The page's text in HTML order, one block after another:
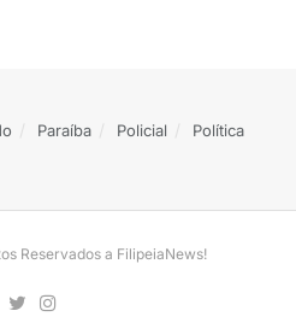
Paraíba Policial Política
Reservados a FilipeiaNews!